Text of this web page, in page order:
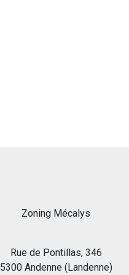
Zoning Mécalys
Rue de Pontillas, 346
5300 Andenne (Landenne)